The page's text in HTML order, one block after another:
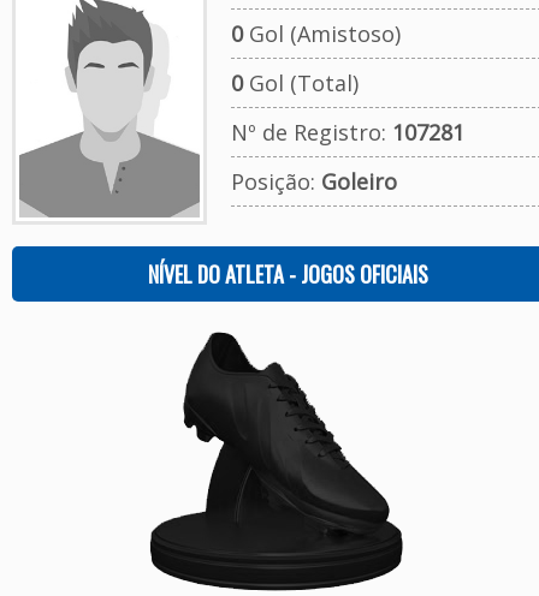
0Gol (Amistoso)
0Gol (Total)
Nº de Registro: 107281
Posição: Goleiro
NÍVEL DO ATLETA - JOGOS OFICIAIS